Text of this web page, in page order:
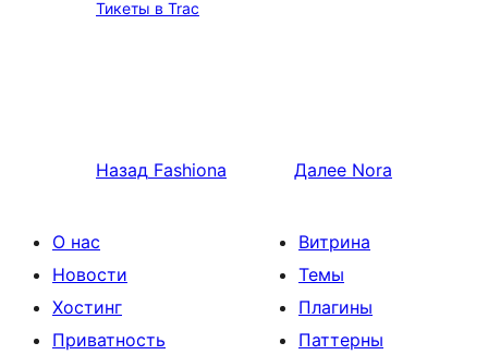
Тикеты в Trac
Назад Fashiona Далее Nora
О нас
Новости
Хостинг
Приватность
Витрина
Темы
Плагины
Паттерны